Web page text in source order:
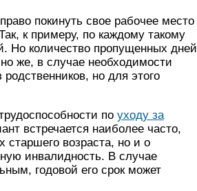
покинуть свое рабочее место
к примеру, по каждому такому
Но количество пропущенных дней
же, в случае необходимости
но для этого
по уходу за
встречается наиболее часто,
старшего возраста, но и о
инвалидность. В случае
годовой его срок может